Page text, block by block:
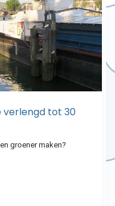
verlengd tot 30
groener maken?